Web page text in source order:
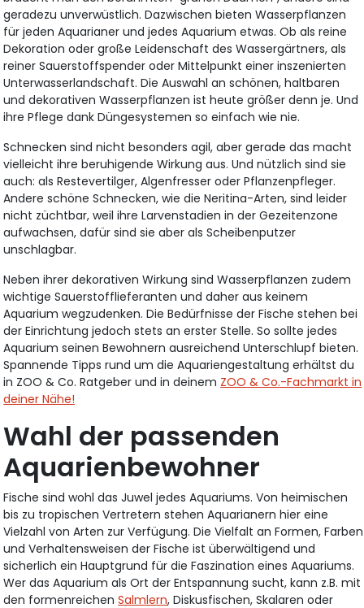
geradezu unverwüstlich. Dazwischen bieten Wasserpflanzen
für jeden Aquarianer und jedes Aquarium etwas. Ob als reine
Dekoration oder große Leidenschaft des Wassergärtners, als
reiner Sauerstoffspender oder Mittelpunkt einer inszenierten
Unterwasserlandschaft. Die Auswahl an schönen, haltbaren
und dekorativen Wasserpflanzen ist heute größer denn je. Und
ihre Pflege dank Düngesystemen so einfach wie nie.
Schnecken sind nicht besonders agil, aber gerade das macht
vielleicht ihre beruhigende Wirkung aus. Und nützlich sind sie
auch: als Restevertilger, Algenfresser oder Pflanzenpfleger.
Andere schöne Schnecken, wie die Neritina-Arten, sind leider
nicht züchtbar, weil ihre Larvenstadien in der Gezeitenzone
aufwachsen, dafür sind sie aber als Scheibenputzer
unschlagbar.
Neben ihrer dekorativen Wirkung sind Wasserpflanzen zudem
wichtige Sauerstofflieferanten und daher aus keinem
Aquarium wegzudenken. Die Bedürfnisse der Fische stehen bei
der Einrichtung jedoch stets an erster Stelle. So sollte jedes
Aquarium seinen Bewohnern ausreichend Unterschlupf bieten.
Spannende Tipps rund um die Aquariengestaltung erhältst du
in ZOO & Co. Ratgeber und in deinem ZOO & Co.-Fachmarkt in
deiner Nähe!
Wahl der passenden
Aquarienbewohner
Fische sind wohl das Juwel jedes Aquariums. Von heimischen
bis zu tropischen Vertretern stehen Aquarianern hier eine
Vielzahl von Arten zur Verfügung. Die Vielfalt an Formen, Farben
und Verhaltensweisen der Fische ist überwältigend und
sicherlich ein Hauptgrund für die Faszination eines Aquariums.
Wer das Aquarium als Ort der Entspannung sucht, kann z.B. mit
den formenreichenSalmlern, Diskusfischen, Skalaren oder